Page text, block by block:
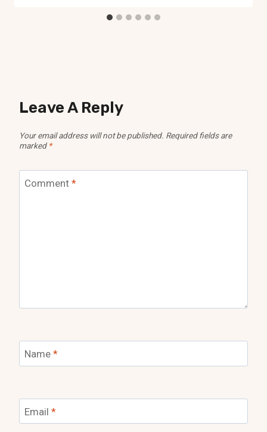
Leave A Reply
Your email address will not be published. Required fields are
marked *
Comment *
Name *
Email *